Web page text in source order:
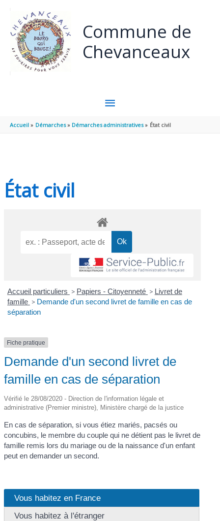
Commune de
Chevanceaux
MENU
PRINCIPAL
Accueil Démarches Démarches administratives État civil
État civil
Accueil particuliers > Papiers - Citoyenneté > Livret de
famille > Demande d'un second livret de famille en cas de
séparation
Fiche pratique
Demande d'un second livret de
famille en cas de séparation
Vérifié le 28/08/2020 - Direction de l'information légale et
administrative (Premier ministre), Ministère chargé de la justice
En cas de séparation, si vous étiez mariés, pacsés ou
concubins, le membre du couple qui ne détient pas le livret de
famille remis lors du mariage ou de la naissance d'un enfant
peut en demander un second.
Vous habitez en France
Vous habitez à l'étranger